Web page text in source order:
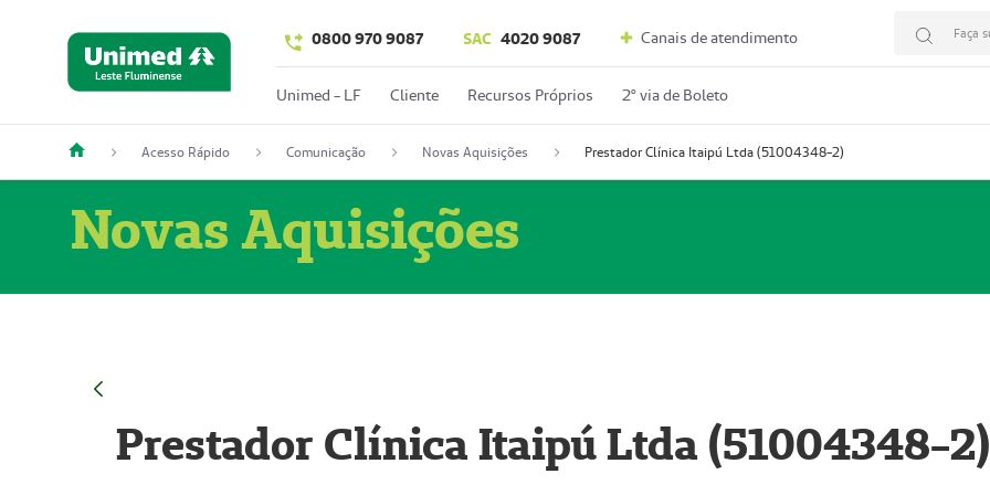
0800 970 9087 SAC 4020 9087 Canais de atendimento Faça
Unimed - LF Cliente Recursos Próprios 2º via de Boleto
Acesso Rápido Comunicação Novas Aquisições Prestador Clínica Itaipú Ltda (51004348-2)
Novas Aquisições
Prestador Clínica Itaipú Ltda (51004348-2)